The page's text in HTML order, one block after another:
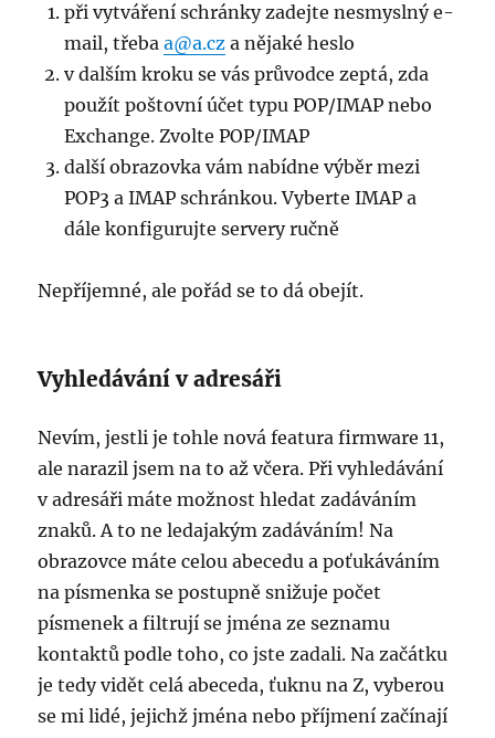
při vytváření schránky zadejte nesmyslný e-
mail, třebaa@a.cz a nějaké heslo
v dalším kroku se vás průvodce zeptá, zda
použít poštovní účet typu POP/IMAP nebo
Exchange. Zvolte POP/IMAP
další obrazovka vám nabídne výběr mezi
POP3 a IMAP schránkou. Vyberte IMAP a
dále konfigurujte servery ručně
Nepříjemné, ale pořád se to dá obejít.
Vyhledávání v adresáři
Nevím, jestli je tohle nová featura firmware 11,
ale narazil jsem na to až včera. Při vyhledávání
v adresáři máte možnost hledat zadáváním
znaků. A to ne ledajakým zadáváním! Na
obrazovce máte celou abecedu a poťukáváním
na písmenka se postupně snižuje počet
písmenek a filtrují se jména ze seznamu
kontaktů podle toho, co jste zadali. Na začátku
je tedy vidět celá abeceda, ťuknu na Z, vyberou
se mi lidé, jejichž jména nebo příjmení začínají